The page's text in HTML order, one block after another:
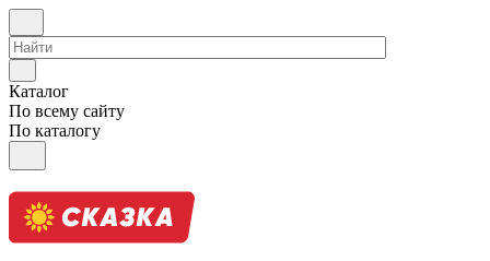
Каталог
По всему сайту
По каталогу